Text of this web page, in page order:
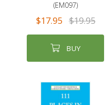
(EM097)
$17.95 $19.95
BUY